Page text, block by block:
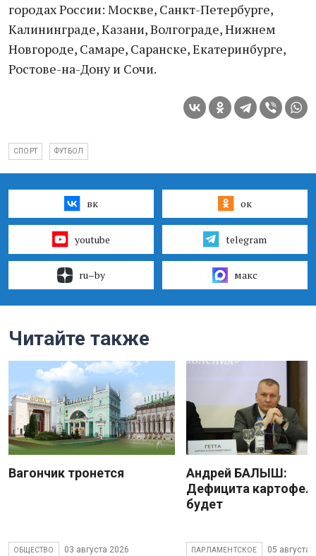
городах России: Москве, Санкт-Петербурге,
Калининграде, Казани, Волгограде, Нижнем
Новгороде, Самаре, Саранске, Екатеринбурге,
Ростове-на-Дону и Сочи.
СПОРТ ФУТБОЛ
вк ок
youtube telegram
ru–by макс
Читайте также
Вагончик тронется
ОБЩЕСТВО 03 августа 2026
Андрей БАЛЫШ:
Дефицита
будет
ПАРЛАМЕНТСКОЕ 05 августа